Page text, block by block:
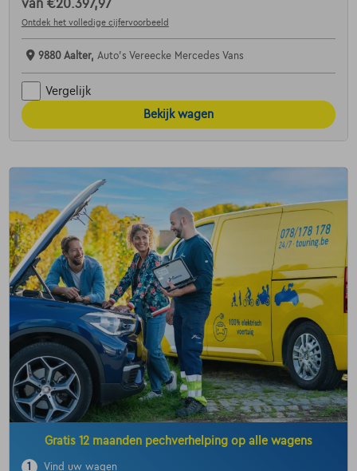
van €20.397,97
Ontdek het volledige cijfervoorbeeld
9880 Aalter, Auto's Vereecke Mercedes Vans
Vergelijk
Bekijk wagen
Gratis 12 maanden pechverhelping op alle wagens
1 Vind uw wagen